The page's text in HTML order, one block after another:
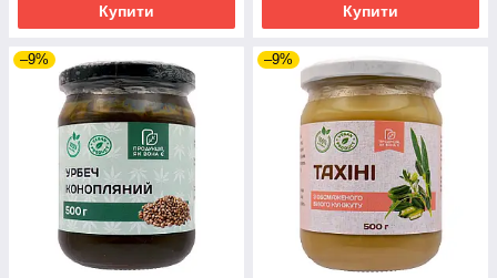
Купити Купити
–9% –9%